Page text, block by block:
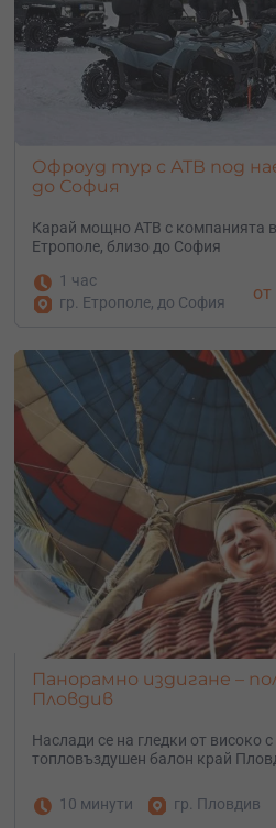
Офроуд тур с АТВ под
до София
Карай мощно АТВ с компанията
Етрополе, близо до София
1 час
гр. Етрополе, до София
от
Панорамно издигане –
Пловдив
Наслади се на гледки от високо
топловъздушен балон край
10 минути гр. Пловдив